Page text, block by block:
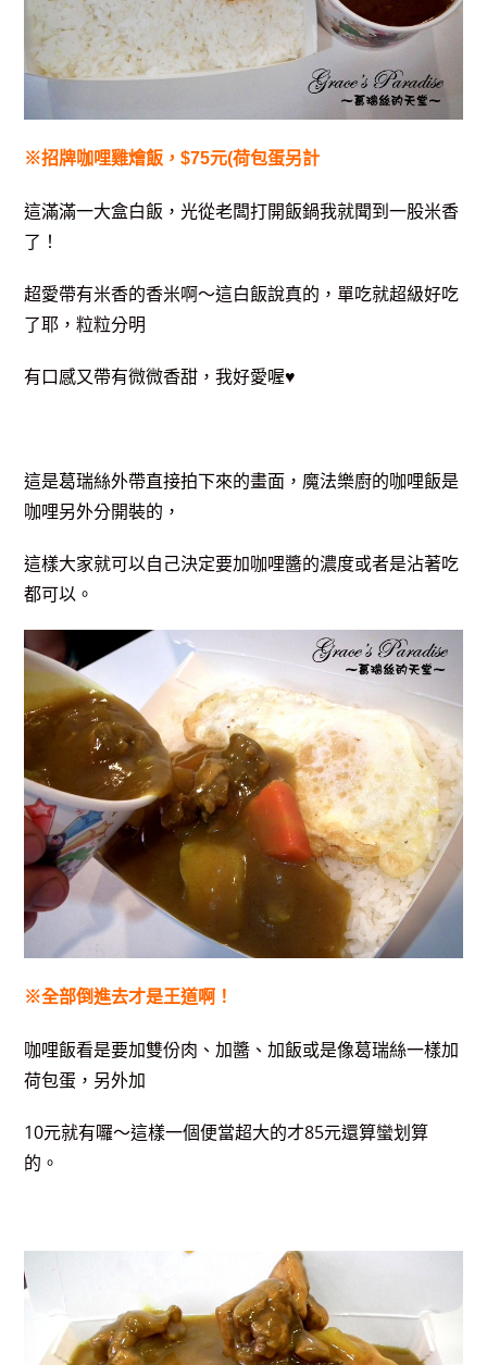
※招牌咖哩雞燴飯，$75元(荷包蛋另計
這滿滿一大盒白飯，光從老闆打開飯鍋我就聞到一股米香
了！
超愛帶有米香的香米啊～這白飯說真的，單吃就超級好吃
了耶，粒粒分明
有口感又帶有微微香甜，我好愛喔♥
這是葛瑞絲外帶直接拍下來的畫面，魔法樂廚的咖哩飯是
咖哩另外分開裝的，
這樣大家就可以自己決定要加咖哩醬的濃度或者是沾著吃
都可以。
※全部倒進去才是王道啊！
咖哩飯看是要加雙份肉、加醬、加飯或是像葛瑞絲一樣加
荷包蛋，另外加
10元就有囉～這樣一個便當超大的才85元還算蠻划算
的。